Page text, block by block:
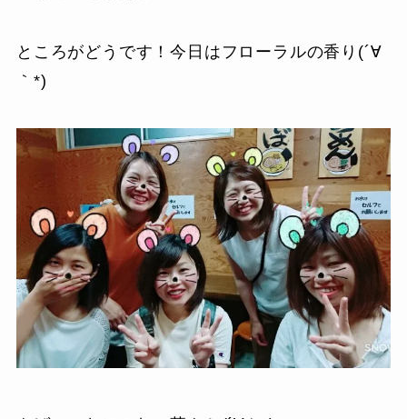
ところがどうです！今日はフローラルの香り(´∀
｀*)